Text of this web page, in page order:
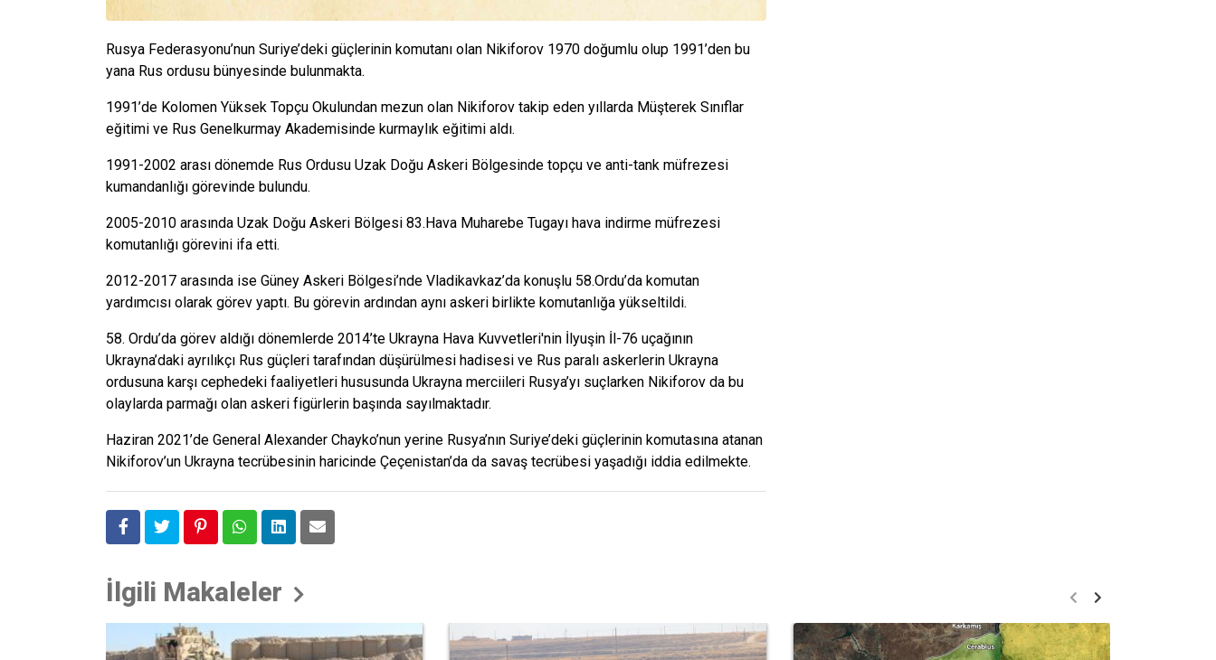
Rusya Federasyonu’nun Suriye’deki güçlerinin komutanı olan Nikiforov 1970 doğumlu olup 1991’den bu
yana Rus ordusu bünyesinde bulunmakta.
1991’de Kolomen Yüksek Topçu Okulundan mezun olan Nikiforov takip eden yıllarda Müşterek Sınıflar
eğitimi ve Rus Genelkurmay Akademisinde kurmaylık eğitimi aldı.
1991-2002 arası dönemde Rus Ordusu Uzak Doğu Askeri Bölgesinde topçu ve anti-tank müfrezesi
kumandanlığı görevinde bulundu.
2005-2010 arasında Uzak Doğu Askeri Bölgesi 83.Hava Muharebe Tugayı hava indirme müfrezesi
komutanlığı görevini ifa etti.
2012-2017 arasında ise Güney Askeri Bölgesi’nde Vladikavkaz’da konuşlu 58.Ordu’da komutan
yardımcısı olarak görev yaptı. Bu görevin ardından aynı askeri birlikte komutanlığa yükseltildi.
58. Ordu’da görev aldığı dönemlerde 2014’te Ukrayna Hava Kuvvetleri'nin İlyuşin İl-76 uçağının
Ukrayna’daki ayrılıkçı Rus güçleri tarafından düşürülmesi hadisesi ve Rus paralı askerlerin Ukrayna
ordusuna karşı cephedeki faaliyetleri hususunda Ukrayna merciileri Rusya’yı suçlarken Nikiforov da bu
olaylarda parmağı olan askeri figürlerin başında sayılmaktadır.
Haziran 2021’de General Alexander Chayko’nun yerine Rusya’nın Suriye’deki güçlerinin komutasına atanan
Nikiforov’un Ukrayna tecrübesinin haricinde Çeçenistan’da da savaş tecrübesi yaşadığı iddia edilmekte.
İlgili Makaleler